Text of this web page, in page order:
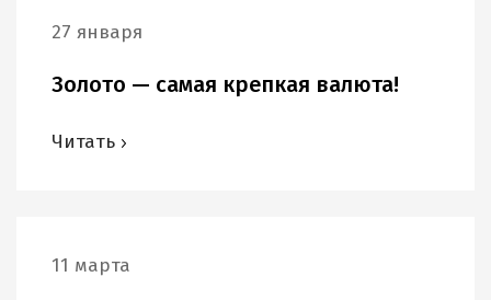
27 января
Золото — самая крепкая валюта!
Читать
11 марта